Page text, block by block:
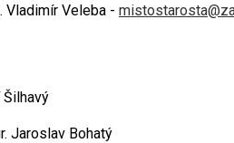
Vladimír Veleba -
Jaroslav Bohatý